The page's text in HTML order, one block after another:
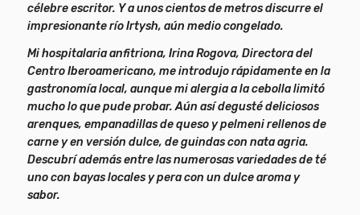
célebre escritor. Y a unos cientos de metros discurre el
impresionante río Irtysh, aún medio congelado.
Mi hospitalaria anfitriona, Irina Rogova, Directora del
Centro Iberoamericano, me introdujo rápidamente en la
gastronomía local, aunque mi alergia a la cebolla limitó
mucho lo que pude probar. Aún así degusté deliciosos
arenques, empanadillas de queso y pelmeni rellenos de
carne y en versión dulce, de guindas con nata agria.
Descubrí además entre las numerosas variedades de té
uno con bayas locales y pera con un dulce aroma y
sabor.